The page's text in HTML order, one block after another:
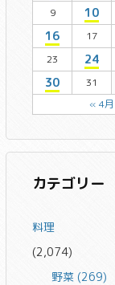
9 10
16 17
23 24
30
31
« 4月
カテゴリー
料理
(2,074)
野菜(269)